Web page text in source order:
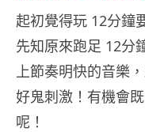
起初覺得玩 12分鐘
先知原來跑足 12分
上節奏明快的音樂
好鬼刺激！有機會
呢！